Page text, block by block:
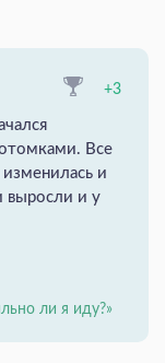
+3
Все
и
выросли и у
ли я иду?»